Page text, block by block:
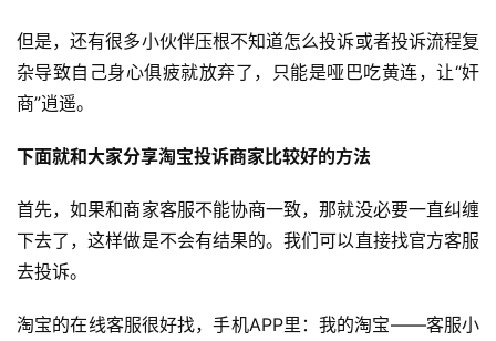
但是，还有很多小伙伴压根不知道怎么投诉或者投诉流程复
杂导致自己身心俱疲就放弃了，只能是哑巴吃黄连，让“奸
商”逍遥。
下面就和大家分享淘宝投诉商家比较好的方法
首先，如果和商家客服不能协商一致，那就没必要一直纠缠
下去了，这样做是不会有结果的。我们可以直接找官方客服
去投诉。
淘宝的在线客服很好找，手机APP里：我的淘宝——客服小